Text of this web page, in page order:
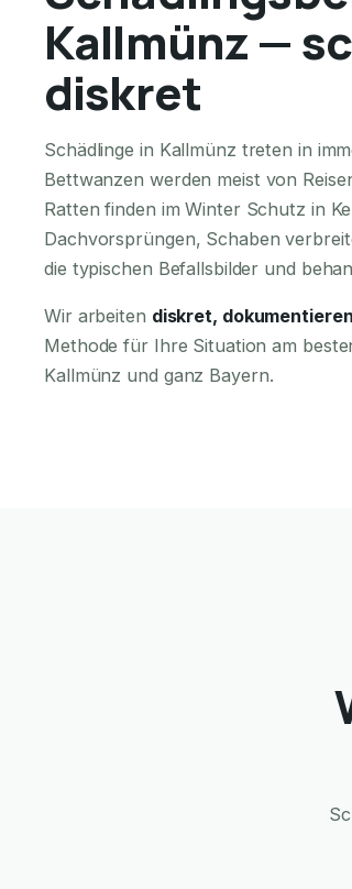
Kallmünz —
diskret
Schädlinge in Kallmünz treten in
Bettwanzen werden meist von
Ratten finden im Winter Schutz in
Dachvorsprüngen, Schaben
die typischen Befallsbilder und
Wir arbeiten diskret,
Methode für Ihre Situation am
Kallmünz und ganz Bayern.